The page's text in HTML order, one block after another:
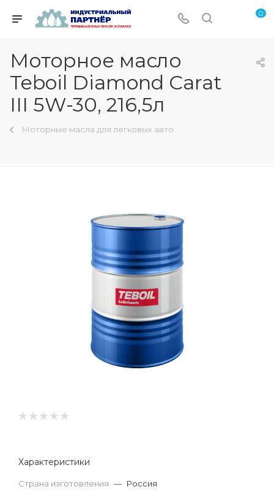
0
Моторное масло
Teboil Diamond Carat
III 5W-30, 216,5л
Моторные масла для легковых авто
Характеристики
Страна изготовления — Россия